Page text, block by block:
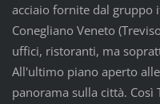
acciaio fornite dal gruppo
Conegliano Veneto
uffici, ristoranti, ma
All'ultimo piano aperto
panorama sulla città. Così